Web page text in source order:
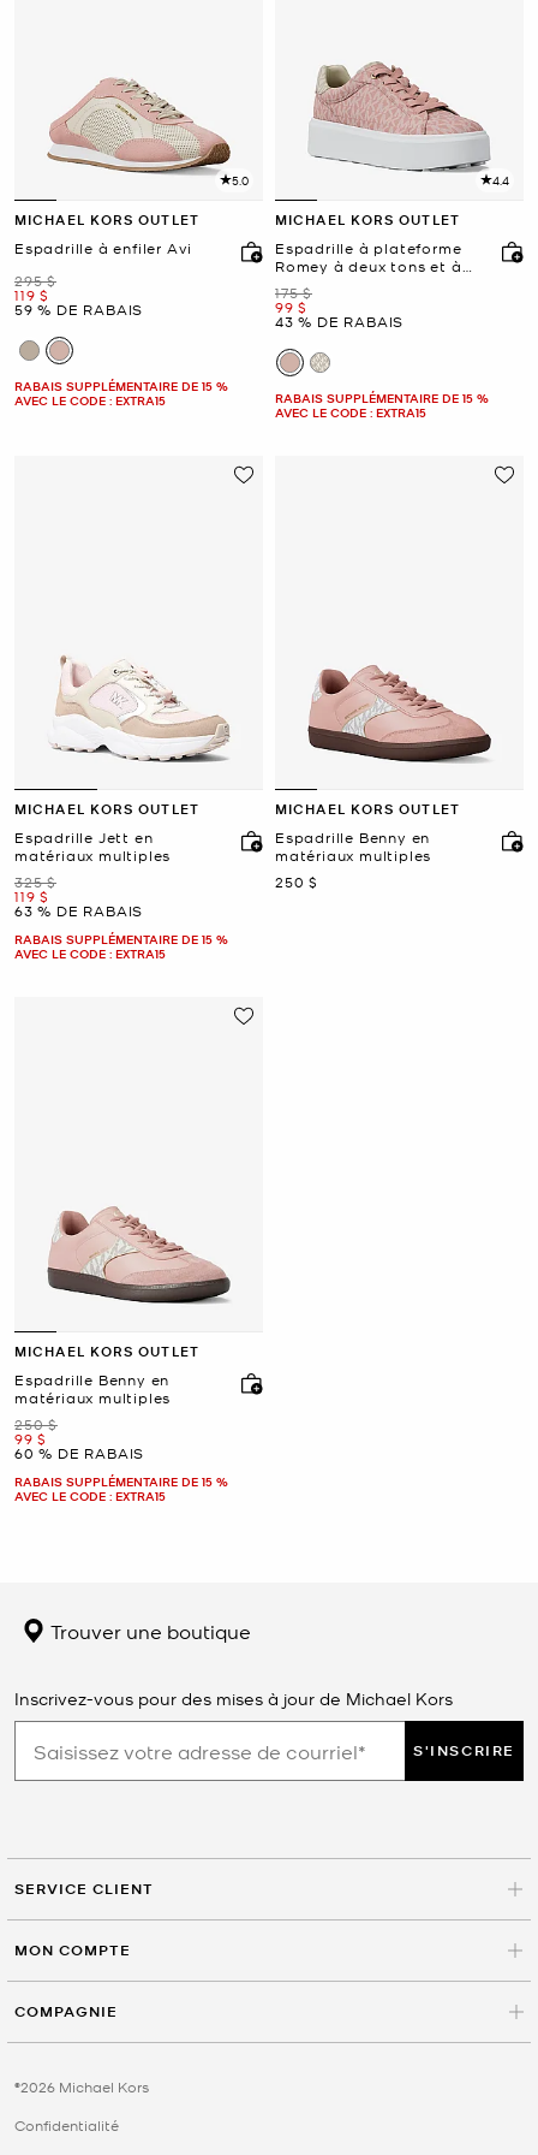
5.0
MICHAEL KORS OUTLET
Espadrille à enfiler Avi
était
295 $
maintenant
119 $
59 % DE RABAIS
RABAIS SUPPLÉMENTAIRE DE 15 %
AVEC LE CODE : EXTRA15
4.4
MICHAEL KORS OUTLET
Espadrille à plateforme
Romey à deux tons et à
logo
était
175 $
maintenant
99 $
43 % DE RABAIS
RABAIS SUPPLÉMENTAIRE DE 15 %
AVEC LE CODE : EXTRA15
MICHAEL KORS OUTLET
Espadrille Jett en
matériaux multiples
était
325 $
maintenant
119 $
63 % DE RABAIS
RABAIS SUPPLÉMENTAIRE DE 15 %
AVEC LE CODE : EXTRA15
MICHAEL KORS OUTLET
Espadrille Benny en
matériaux multiples
maintenant
250 $
MICHAEL KORS OUTLET
Espadrille Benny en
matériaux multiples
était
250 $
maintenant
99 $
60 % DE RABAIS
RABAIS SUPPLÉMENTAIRE DE 15 %
AVEC LE CODE : EXTRA15
Trouver une boutique
Inscrivez-vous pour des mises à jour de Michael Kors
S'INSCRIRE
SERVICE CLIENT
MON COMPTE
COMPAGNIE
©2026 Michael Kors
Confidentialité